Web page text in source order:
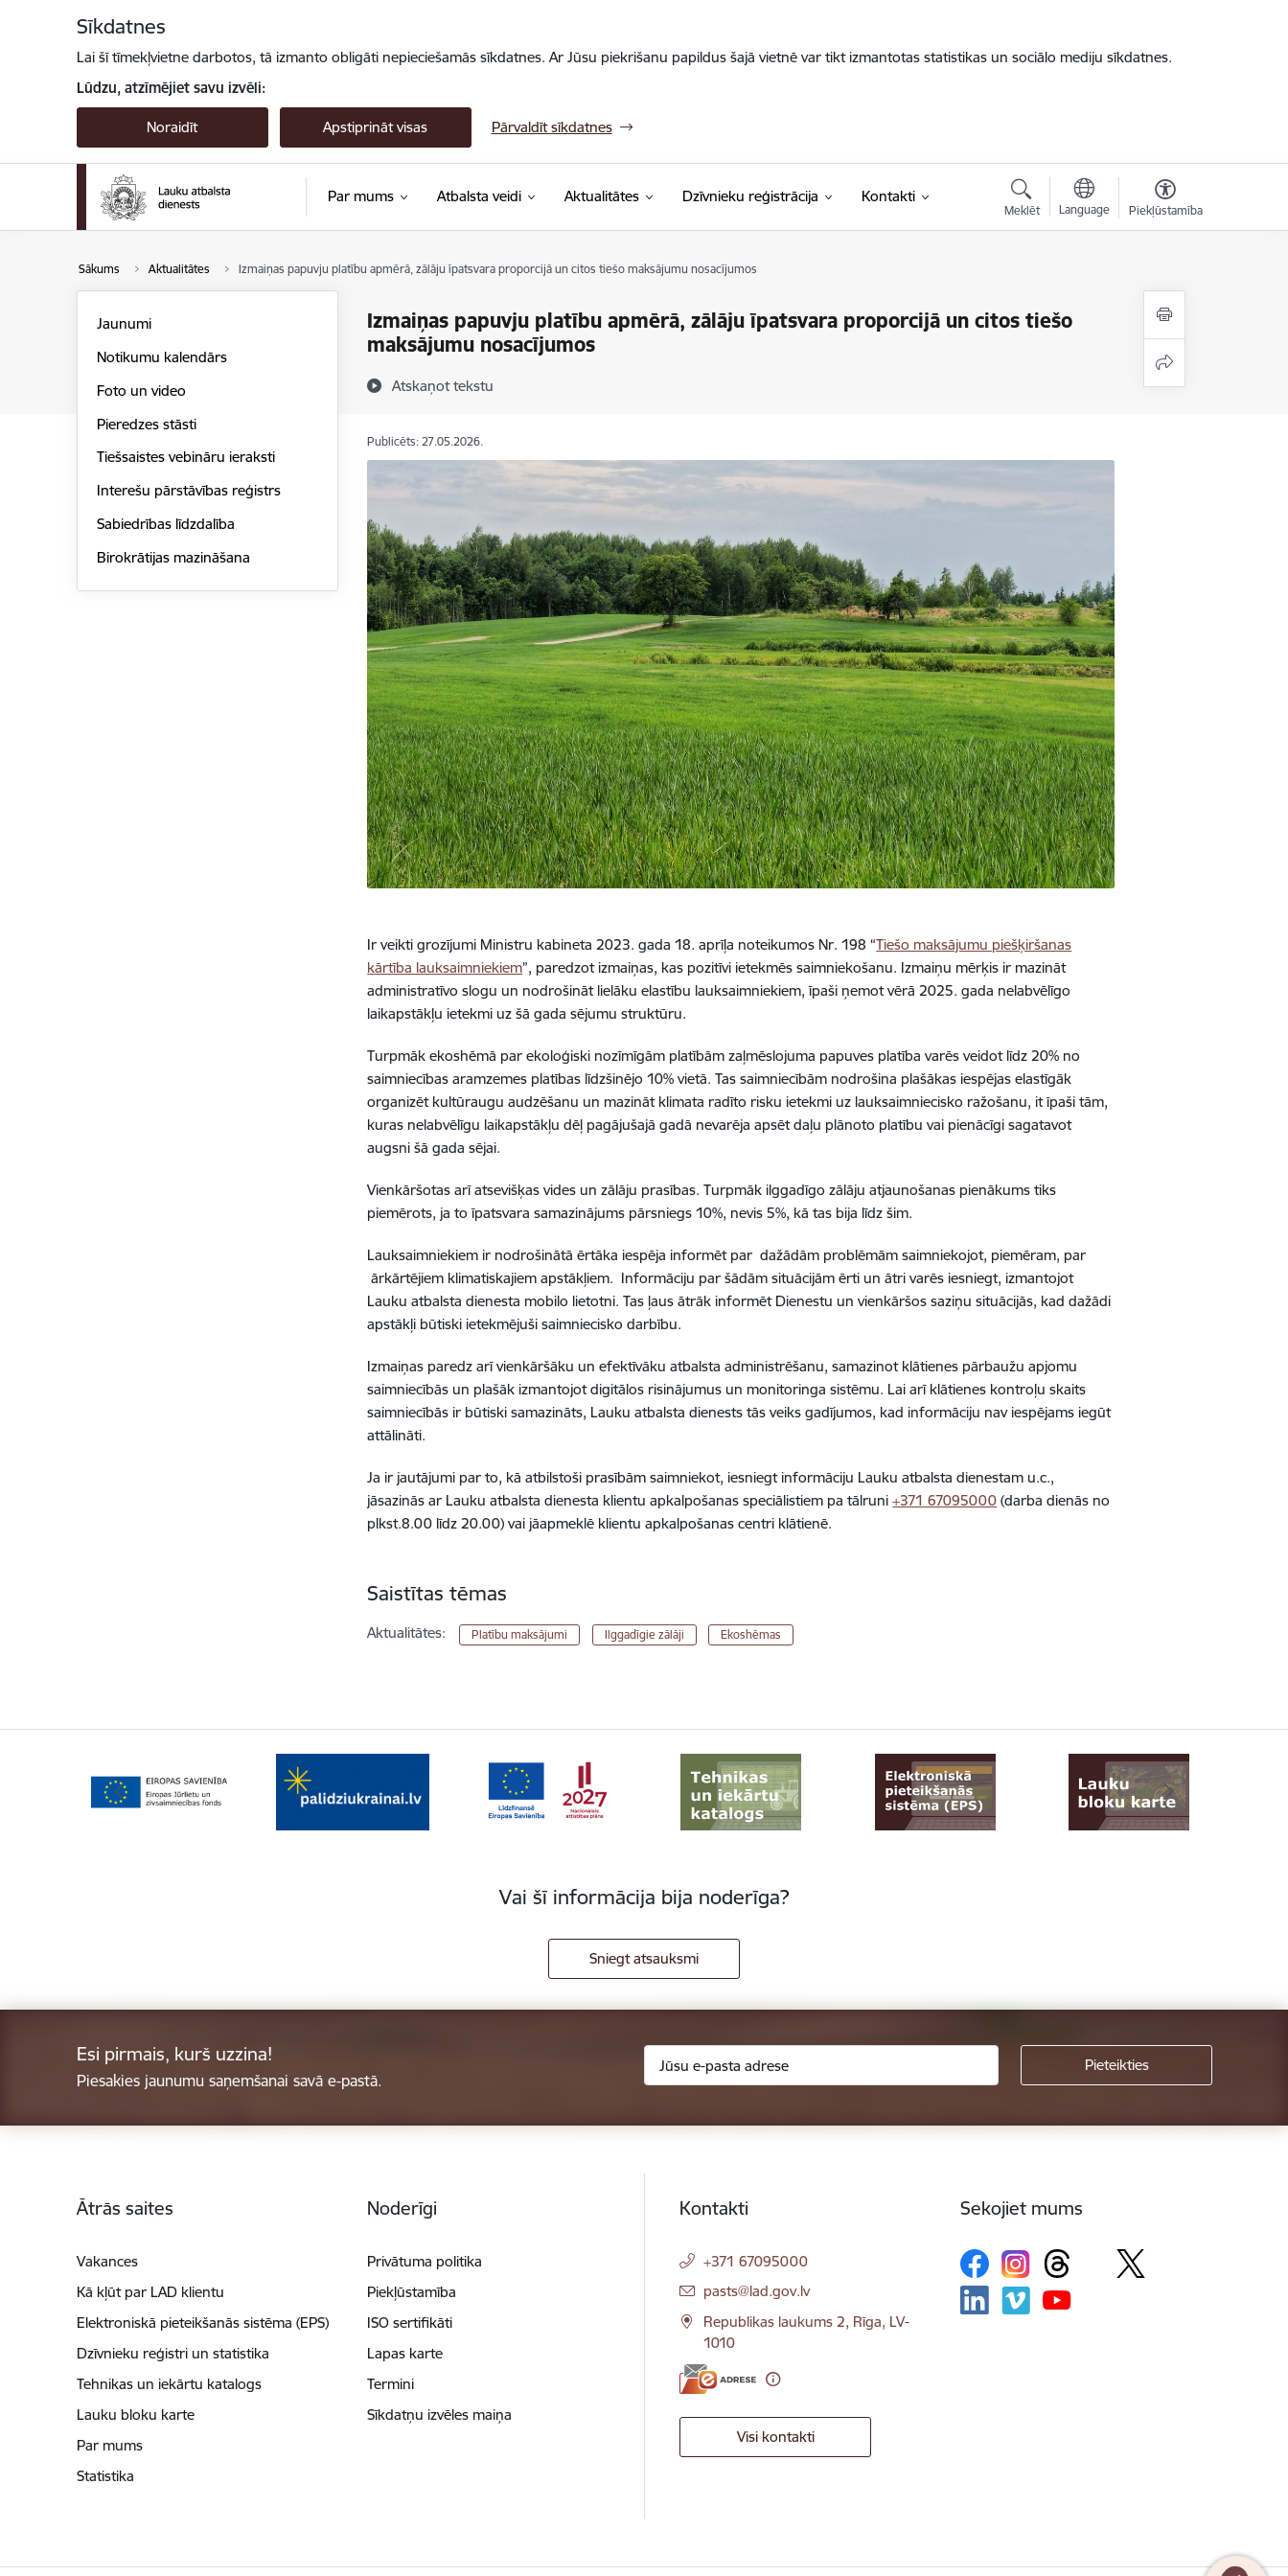
Sīkdatnes
Lai šī tīmekļvietne darbotos, tā izmanto obligāti nepieciešamās sīkdatnes. Ar Jūsu piekrišanu papildus šajā vietnē var tikt izmantotas statistikas un sociālo mediju sīkdatnes.
Lūdzu, atzīmējiet savu izvēli:
Noraidīt Apstiprināt visas Pārvaldīt sīkdatnes
Par mums Atbalsta veidi Aktualitātes Dzīvnieku reģistrācija Kontakti
Meklēt Language Piekļūstamība
Sākums Aktualitātes Izmaiņas papuvju platību apmērā, zālāju īpatsvara proporcijā un citos tiešo maksājumu nosacījumos
Izmaiņas papuvju platību apmērā, zālāju īpatsvara proporcijā un citos tiešo
maksājumu nosacījumos
Atskaņot tekstu
Jaunumi
Notikumu kalendārs
Foto un video
Pieredzes stāsti
Tiešsaistes vebināru ieraksti
Interešu pārstāvības reģistrs
Sabiedrības līdzdalība
Birokrātijas mazināšana
Publicēts: 27.05.2026.
Ir veikti grozījumi Ministru kabineta 2023. gada 18. aprīļa noteikumos Nr. 198 “Tiešo maksājumu piešķiršanas
kārtība lauksaimniekiem”, paredzot izmaiņas, kas pozitīvi ietekmēs saimniekošanu. Izmaiņu mērķis ir mazināt
administratīvo slogu un nodrošināt lielāku elastību lauksaimniekiem, īpaši ņemot vērā 2025. gada nelabvēlīgo
laikapstākļu ietekmi uz šā gada sējumu struktūru.
Turpmāk ekoshēmā par ekoloģiski nozīmīgām platībām zaļmēslojuma papuves platība varēs veidot līdz 20% no
saimniecības aramzemes platības līdzšinējo 10% vietā. Tas saimniecībām nodrošina plašākas iespējas elastīgāk
organizēt kultūraugu audzēšanu un mazināt klimata radīto risku ietekmi uz lauksaimniecisko ražošanu, it īpaši tām,
kuras nelabvēlīgu laikapstākļu dēļ pagājušajā gadā nevarēja apsēt daļu plānoto platību vai pienācīgi sagatavot
augsni šā gada sējai.
Vienkāršotas arī atsevišķas vides un zālāju prasības. Turpmāk ilggadīgo zālāju atjaunošanas pienākums tiks
piemērots, ja to īpatsvara samazinājums pārsniegs 10%, nevis 5%, kā tas bija līdz šim.
Lauksaimniekiem ir nodrošinātā ērtāka iespēja informēt par dažādām problēmām saimniekojot, piemēram, par
ārkārtējiem klimatiskajiem apstākļiem. Informāciju par šādām situācijām ērti un ātri varēs iesniegt, izmantojot
Lauku atbalsta dienesta mobilo lietotni. Tas ļaus ātrāk informēt Dienestu un vienkāršos saziņu situācijās, kad dažādi
apstākļi būtiski ietekmējuši saimniecisko darbību.
Izmaiņas paredz arī vienkāršāku un efektīvāku atbalsta administrēšanu, samazinot klātienes pārbaužu apjomu
saimniecībās un plašāk izmantojot digitālos risinājumus un monitoringa sistēmu. Lai arī klātienes kontroļu skaits
saimniecībās ir būtiski samazināts, Lauku atbalsta dienests tās veiks gadījumos, kad informāciju nav iespējams iegūt
attālināti.
Ja ir jautājumi par to, kā atbilstoši prasībām saimniekot, iesniegt informāciju Lauku atbalsta dienestam u.c.,
jāsazinās ar Lauku atbalsta dienesta klientu apkalpošanas speciālistiem pa tālruni+371 67095000 (darba dienās no
plkst.8.00 līdz 20.00) vai jāapmeklē klientu apkalpošanas centri klātienē.
Saistītas tēmas
Aktualitātes: Platību maksājumi Ilggadīgie zālāji Ekoshēmas
Vai šī informācija bija noderīga?
Sniegt atsauksmi
Esi pirmais, kurš uzzina!
Piesakies jaunumu saņemšanai savā e-pastā.
Ātrās saites
Vakances
Kā kļūt par LAD klientu
Elektroniskā pieteikšanās sistēma (EPS)
Dzīvnieku reģistri un statistika
Tehnikas un iekārtu katalogs
Lauku bloku karte
Par mums
Statistika
Noderīgi
Privātuma politika
Piekļūstamība
ISO sertifikāti
Lapas karte
Termini
Sīkdatņu izvēles maiņa
Kontakti
+371 67095000
E-pasts:
pasts@lad.gov.lv
Republikas laukums 2, Rīga, LV-
1010
Visi kontakti
Sekojiet mums